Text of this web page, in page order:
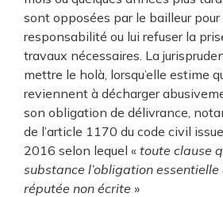
sont opposées par le bailleur
responsabilité ou lui refuser la
travaux nécessaires. La
mettre le holà, lorsqu’elle estime
reviennent à décharger
son obligation de délivrance,
de l’article 1170 du code civil
2016 selon lequel « toute clause
substance l’obligation
réputée non écrite »